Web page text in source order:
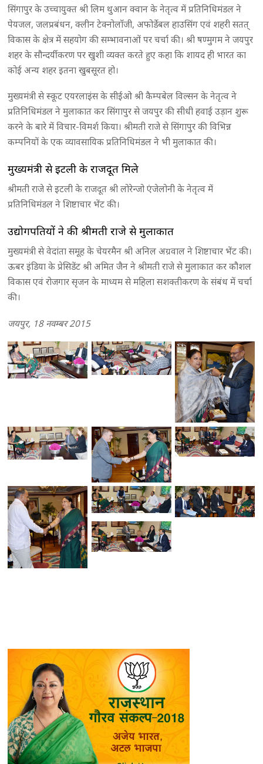
सिंगापुर के उच्चायुक्त श्री लिम थुआन क्वान के नेतृत्व में प्रतिनिधिमंडल ने
पेयजल, जलप्रबंधन, क्लीन टेक्नोलाॅजी, अफोर्डेबल हाउसिंग एवं शहरी सतत्
विकास के क्षेत्र में सहयोग की सम्भावनाओं पर चर्चा की। श्री षण्मुगम ने जयपुर
शहर के सौन्दर्यीकरण पर खुशी व्यक्त करते हुए कहा कि शायद ही भारत का
कोई अन्य शहर इतना खुबसूरत हो।
मुख्यमंत्री से स्कूट एयरलाइंस के सीईओ श्री कैम्पबेल विल्सन के नेतृत्व ने
प्रतिनिधिमंडल ने मुलाकात कर सिंगापुर से जयपुर की सीधी हवाई उड़ान शुरू
करने के बारे में विचार-विमर्श किया। श्रीमती राजे से सिंगापुर की विभिन्न
कम्पनियों के एक व्यावसायिक प्रतिनिधिमंडल ने भी मुलाकात की।
मुख्यमंत्री से इटली के राजदूत मिले
श्रीमती राजे से इटली के राजदूत श्री लोरेन्जो एंजेलोनी के नेतृत्व में
प्रतिनिधिमंडल ने शिष्टाचार भेंट की।
उद्योगपतियों ने की श्रीमती राजे से मुलाकात
मुख्यमंत्री से वेदांता समूह के चेयरमैन श्री अनिल अग्रवाल ने शिष्टाचार भेंट की।
ऊबर इंडिया के प्रेसिडेंट श्री अमित जैन ने श्रीमती राजे से मुलाकात कर कौशल
विकास एवं रोजगार सृजन के माध्यम से महिला सशक्तीकरण के संबंध में चर्चा
की।
जयपुर, 18 नवम्बर 2015